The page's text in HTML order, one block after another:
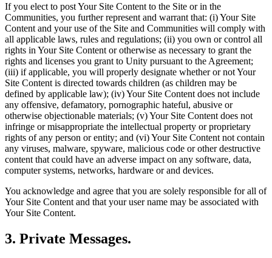
If you elect to post Your Site Content to the Site or in the
Communities, you further represent and warrant that: (i) Your Site
Content and your use of the Site and Communities will comply with
all applicable laws, rules and regulations; (ii) you own or control all
rights in Your Site Content or otherwise as necessary to grant the
rights and licenses you grant to Unity pursuant to the Agreement;
(iii) if applicable, you will properly designate whether or not Your
Site Content is directed towards children (as children may be
defined by applicable law); (iv) Your Site Content does not include
any offensive, defamatory, pornographic hateful, abusive or
otherwise objectionable materials; (v) Your Site Content does not
infringe or misappropriate the intellectual property or proprietary
rights of any person or entity; and (vi) Your Site Content not contain
any viruses, malware, spyware, malicious code or other destructive
content that could have an adverse impact on any software, data,
computer systems, networks, hardware or and devices.
You acknowledge and agree that you are solely responsible for all of
Your Site Content and that your user name may be associated with
Your Site Content.
3. Private Messages.